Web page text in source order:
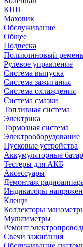
КПП
Маховик
Обслуживание
Общее
Подвеска
Поликлиновый ремень
Рулевое управление
Система выпуска
Система зажигания
Система охлаждения
Система смазки
Топливная система
Электрика
Тормозная система
Электрооборудование
Пусковые устройства
Аккумуляторные
Тестеры для АКБ
Аксессуары
Демонтаж
Индикаторы
Клещи
Коллекторы
Мультиметры
Ремонт
Свечи зажигания